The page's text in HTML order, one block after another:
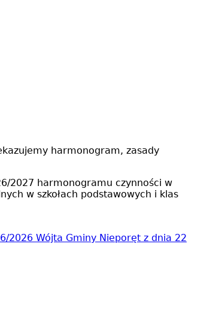
harmonogram, zasady
2027 harmonogramu czynności w
w szkołach podstawowych i klas
2026 Wójta Gminy Nieporęt z dnia 22